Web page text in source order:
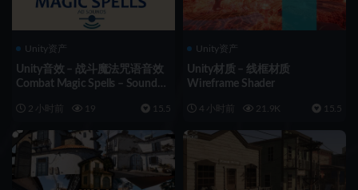
Unity资产
Unity音效 – 战斗魔法咒语音效
Combat Magic Spells – Sound
2 小时前 19 15.5
Unity资产
Unity材质 – 线框材质
Wireframe Shader
4 小时前 21.9K 15.5